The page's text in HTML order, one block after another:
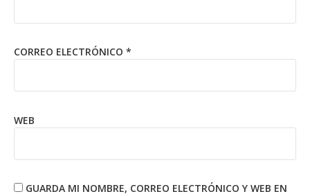
CORREO ELECTRÓNICO *
WEB
GUARDA MI NOMBRE, CORREO ELECTRÓNICO Y WEB EN